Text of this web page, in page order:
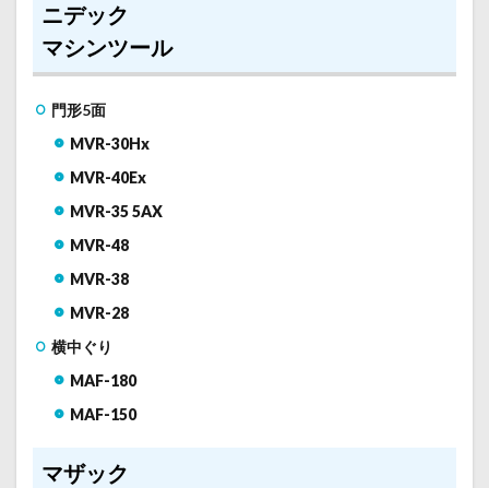
ニデック
マシンツール
門形5面
MVR-30Hx
MVR-40Ex
MVR-35 5AX
MVR-48
MVR-38
MVR-28
横中ぐり
MAF-180
MAF-150
マザック